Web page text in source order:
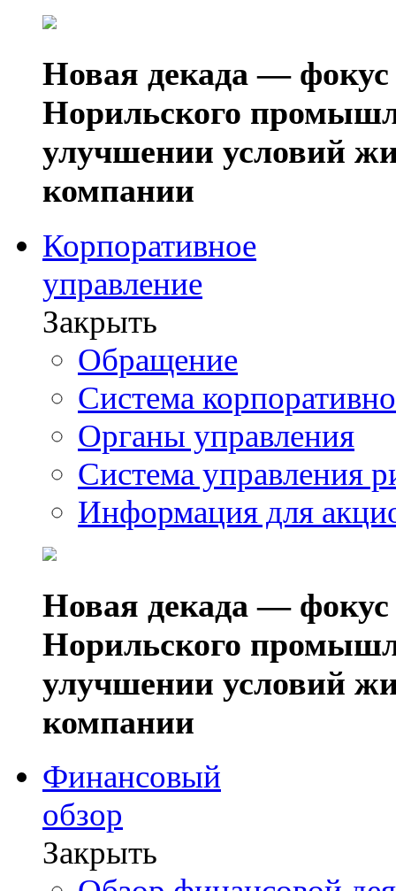
Новая декада — фокус
Норильского
улучшении условий
компании
Корпоративное
управление
Закрыть
Обращение
Система
Органы управления
Система управления
Информация для
Новая декада — фокус
Норильского
улучшении условий
компании
Финансовый
обзор
Закрыть